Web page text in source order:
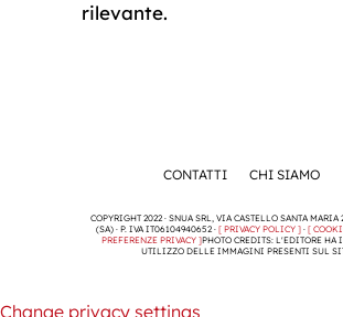
rilevante.
CONTATTI CHI SIAMO
COPYRIGHT 2022 · SNUA SRL, VIA CASTELLO SANTA MARIA
(SA) · P. IVA IT06104940652 · [ PRIVACY POLICY ]· [
PREFERENZE PRIVACY ]PHOTO CREDITS: L'EDITORE
UTILIZZO DELLE IMMAGINI PRESENTI SUL
Change privacy settings